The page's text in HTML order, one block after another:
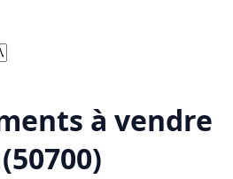
à vendre